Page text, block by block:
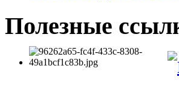
Полезные